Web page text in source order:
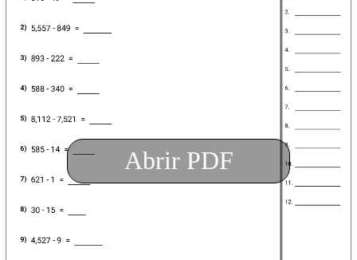
Abrir PDF